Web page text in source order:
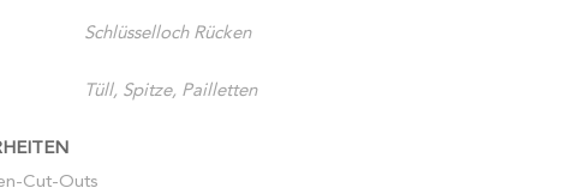
Schlüsselloch Rücken
Tüll, Spitze, Pailletten
Cut-Outs